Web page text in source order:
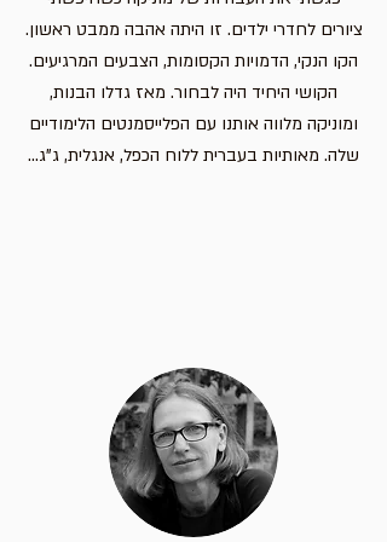
ציורים לחדרי ילדים. זו היתה אהבה ממבט ראשון.
הקו הנקי, הדמויות הקסומות, הצבעים המרגיעים.
הקושי היחיד היה לבחור. מאז גדלו הבנות,
ומוניקה מלווה אותנו עם הפלייסמנטים הלימודיים
שלה. מאותיות בעברית ללוח הכפל, אנגלית, ג"ג...